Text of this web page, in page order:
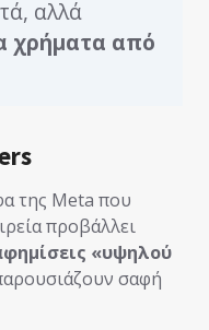
αλλά
χρήματα από
της Meta που
προβάλλει
«υψηλού
σαφή